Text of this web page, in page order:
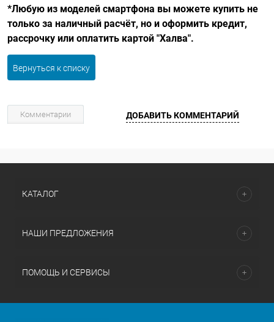
*Любую из моделей смартфона вы можете купить не
только за наличный расчёт, но и оформить кредит,
рассрочку или оплатить картой "Халва".
Вернуться к списку
Комментарии ДОБАВИТЬ КОММЕНТАРИЙ
КАТАЛОГ
НАШИ ПРЕДЛОЖЕНИЯ
ПОМОЩЬ И СЕРВИСЫ